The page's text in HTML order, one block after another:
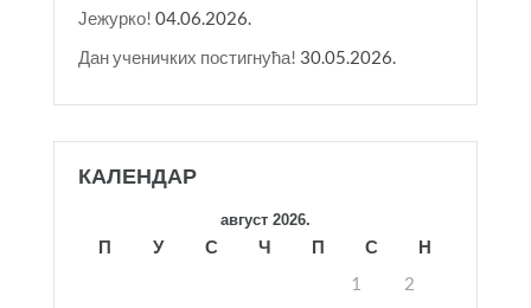
Јежурко! 04.06.2026.
Дан ученичких постигнућа! 30.05.2026.
КАЛЕНДАР
август 2026.
П У С Ч П С
Н
1
2